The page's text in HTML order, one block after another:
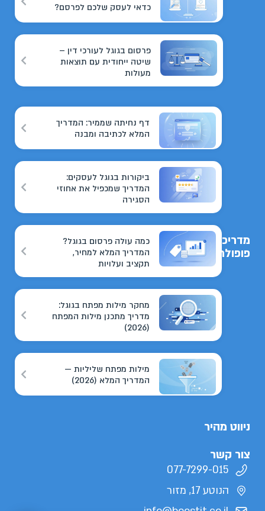
כדאי לעסק שלכם לפרסם?
פרסום בגוגל לעורכי דין –
שיטה ייחודית עם תוצאות
מעולות
מדריכים
פופולריים
דף נחיתה שממיר: המדריך
המלא לכתיבה ומבנה
ביקורות בגוגל לעסקים:
המדריך שמכפיל את אחוזי
הסגירה
כמה עולה פרסום בגוגל?
המדריך המלא למחיר,
תקציב ועלויות
מחקר מילות מפתח בגוגל:
מדריך מתכנן מילות המפתח
(2026)
מילות מפתח שליליות —
המדריך המלא (2026)
ניווט מהיר
צור קשר
077-7299-015
הנוטע 17, מזור